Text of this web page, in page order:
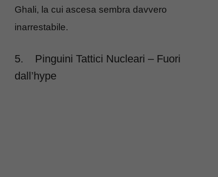
Ghali, la cui ascesa sembra davvero
inarrestabile.
5. Pinguini Tattici Nucleari – Fuori
dall’hype